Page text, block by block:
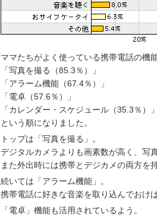
ママたちがよく使っている携帯電話の機能
「写真を撮る（85.3％）」
「アラーム機能（67.4％）」
「電卓（57.6％）」
「カレンダー・スケジュール（35.3％）」
という順になりました。
トップは「写真を撮る」。
デジタルカメラよりも画素数が高く、写
また外出時には携帯とデジカメの両方を
続いては「アラーム機能」。
携帯電話に好きな音楽を取り込んでおけ
「電卓」機能も活用されているよう。